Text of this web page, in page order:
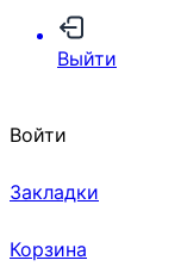
Выйти
Войти
Закладки
Корзина